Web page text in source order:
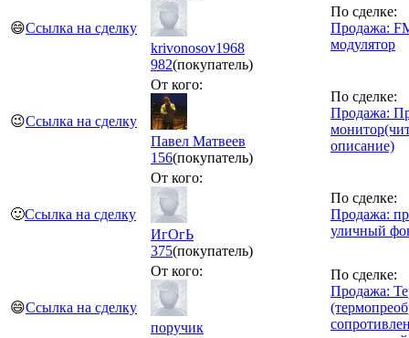
😄Ссылка на сделку
krivonosov1968
982(покупатель)
По сделке:
Продажа:
модулятор
😉Ссылка на сделку
От кого:
Павел Матвеев
156(покупатель)
По сделке:
Продажа:
описание)
🙂Ссылка на сделку
От кого:
ИгОгЬ
375(покупатель)
По сделке:
Продажа:
уличный
😄Ссылка на сделку
От кого:
поручик
По сделке:
Продажа: